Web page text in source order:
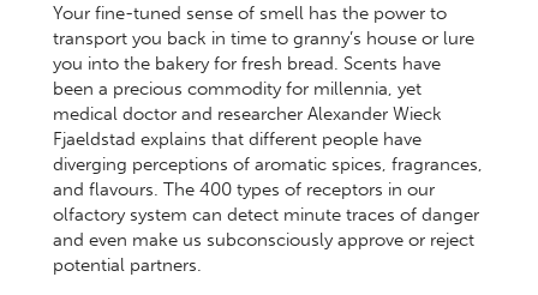
Your fine-tuned sense of smell has the power to
transport you back in time to granny’s house or lure
you into the bakery for fresh bread. Scents have
been a precious commodity for millennia, yet
medical doctor and researcher Alexander Wieck
Fjaeldstad explains that different people have
diverging perceptions of aromatic spices, fragrances,
and flavours. The 400 types of receptors in our
olfactory system can detect minute traces of danger
and even make us subconsciously approve or reject
potential partners.